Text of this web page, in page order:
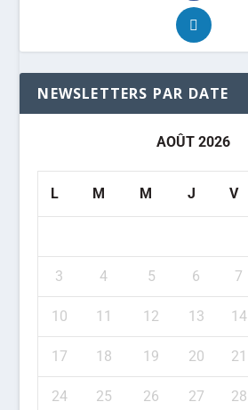
NEWSLETTERS PAR DATE
AOÛT 2026
L M M J V
3 4 5 6 7
10 11 12 13 14
17 18 19 20 21
24 25 26 27 28